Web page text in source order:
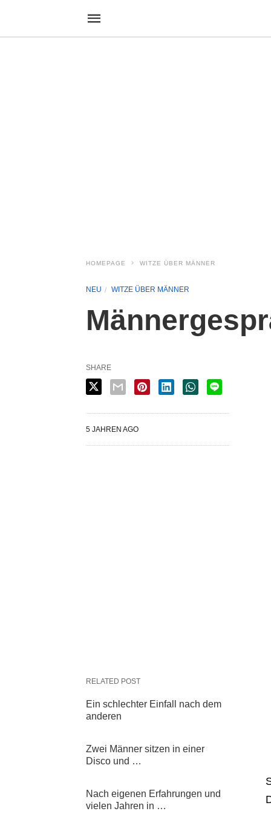
HOMEPAGE WITZE ÜBER MÄNNER
NEU WITZE ÜBER MÄNNER
SHARE
5 JAHREN AGO
RELATED POST
Ein schlechter Einfall nach dem
anderen
Zwei Männer sitzen in einer
Disco und …
Nach eigenen Erfahrungen und
vielen Jahren in …